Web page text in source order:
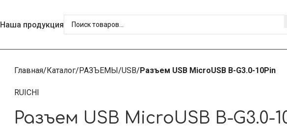
Наша продукция
Главная Каталог РАЗЪЕМЫ USB Разъем USB MicroUSB B-G3.0-10Pin
RUICHI
Разъем USB MicroUSB B-G3.0-